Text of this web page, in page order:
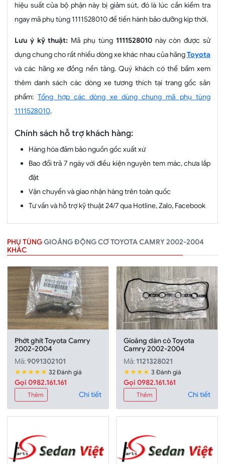
hiệu suất của bộ phận này bị giảm sút, đó là lúc cần kiểm tra
ngay mã phụ tùng 1111528010 để tiến hành bảo dưỡng kịp thời.
Lưu ý kỹ thuật: Mã phụ tùng 1111528010này còn được sử
dụng chung cho rất nhiều dòng xe khác nhau của hãngToyota
và các hãng xe đồng nền tảng. Quý khách có thể bấm xem
thêm danh sách các dòng xe tương thích tại trang gốc sản
phẩm:Tổng hợp các dòng xe dùng chung mã phụ tùng
1111528010.
Chính sách hỗ trợ khách hàng:
Hàng hóa đảm bảo nguồn gốc xuất xứ
Bao đổi trả 7 ngày với điều kiện nguyên tem mác, chưa lắp
đặt
Vận chuyển và giao nhận hàng trên toàn quốc
Tư vấn và hỗ trợ kỹ thuật 24/7 qua Hotline, Zalo, Facebook
PHỤ TÙNGGIOĂNG ĐỘNG CƠ TOYOTA CAMRY 2002-2004
KHÁC
Phớt ghít Toyota Camry
2002-2004
Mã:9091302101
★★★★★ 32 Đánh giá
Gọi 0982.161.161
Thêm Chi tiết
Gioăng dàn cò Toyota
Camry 2002-2004
Mã: 1121328021
★★★★ 3 Đánh giá
Gọi 0982.161.161
Thêm Chi tiết